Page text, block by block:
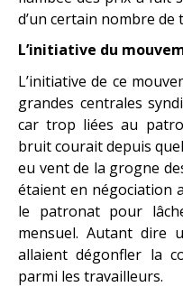
d’un certain nombre de
L’initiative du
L’initiative de ce
grandes centrales
car trop liées au
bruit courait depuis
eu vent de la grogne
étaient en négociation
le patronat pour
mensuel. Autant dire
allaient dégonfler la
parmi les travailleurs.